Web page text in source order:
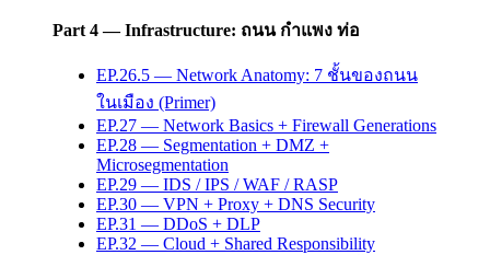
Part 4 — Infrastructure: ถนน กำแพง ท่อ
EP.26.5 — Network Anatomy: 7 ชั้นของถนน
ในเมือง (Primer)
EP.27 — Network Basics + Firewall Generations
EP.28 — Segmentation + DMZ +
Microsegmentation
EP.29 — IDS / IPS / WAF / RASP
EP.30 — VPN + Proxy + DNS Security
EP.31 — DDoS + DLP
EP.32 — Cloud + Shared Responsibility